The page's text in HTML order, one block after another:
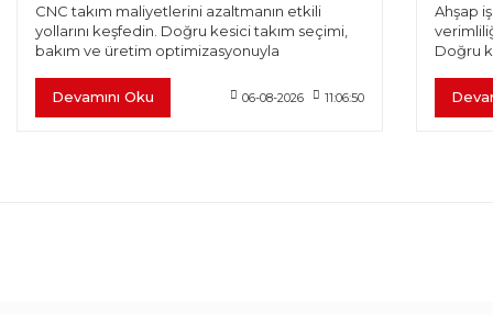
CNC takım maliyetlerini azaltmanın etkili
yollarını keşfedin. Doğru kesici takım seçimi,
bakım ve üretim optimizasyonuyla
Devamını Oku
06-08-2026 11:06:50
Ahşap
Doğru